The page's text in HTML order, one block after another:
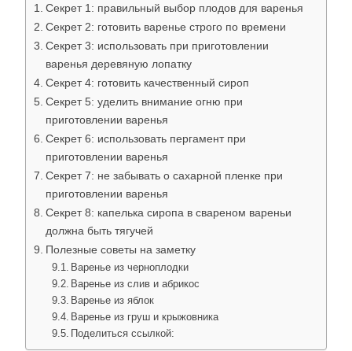
Секрет 1: правильный выбор плодов для варенья
Секрет 2: готовить варенье строго по времени
Секрет 3: использовать при приготовлении
варенья деревяную лопатку
Секрет 4: готовить качественный сироп
Секрет 5: уделить внимание огню при
приготовлении варенья
Секрет 6: использовать пергамент при
приготовлении варенья
Секрет 7: не забывать о сахарной пленке при
приготовлении варенья
Секрет 8: капелька сиропа в свареном вареньи
должна быть тягучей
Полезные советы на заметку
Варенье из черноплодки
Варенье из слив и абрикос
Варенье из яблок
Варенье из груш и крыжовника
Поделиться ссылкой: